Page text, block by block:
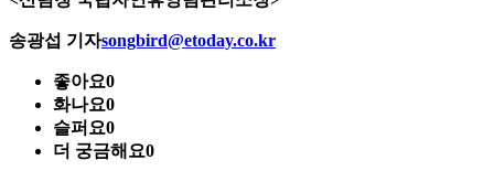
송광섭 기자songbird@etoday.co.kr
좋아요0
화나요0
슬퍼요0
더 궁금해요0